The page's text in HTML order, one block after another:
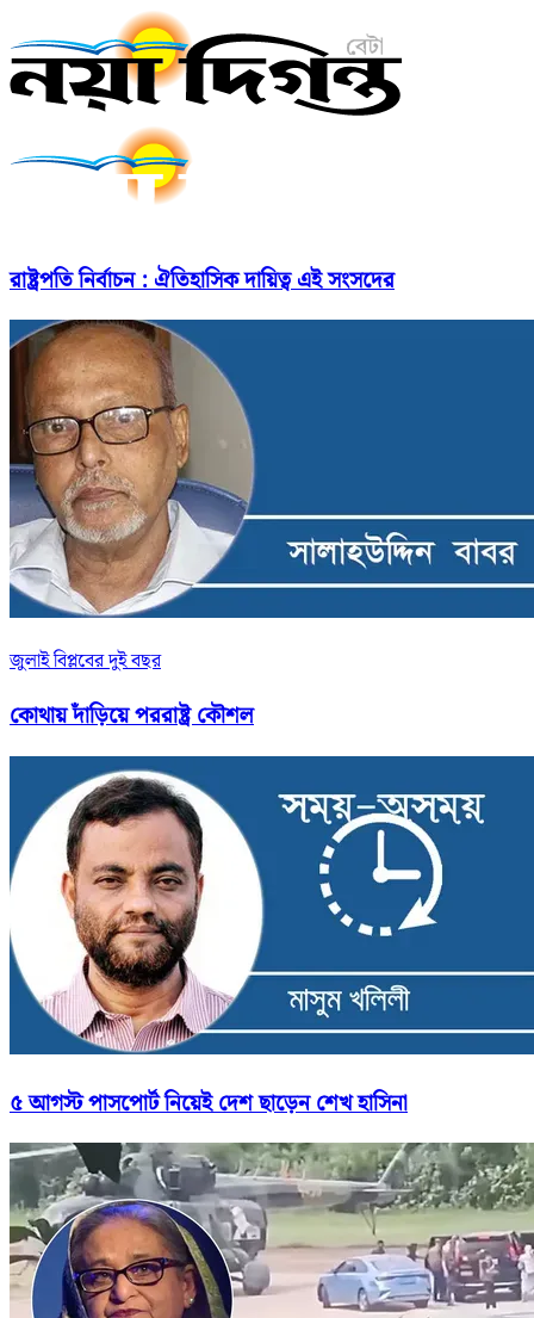
রাষ্ট্রপতি নির্বাচন : ঐতিহাসিক দায়িত্ব এই সংসদের
জুলাই বিপ্লবের দুই বছর
কোথায় দাঁড়িয়ে পররাষ্ট্র কৌশল
৫ আগস্ট পাসপোর্ট নিয়েই দেশ ছাড়েন শেখ হাসিনা